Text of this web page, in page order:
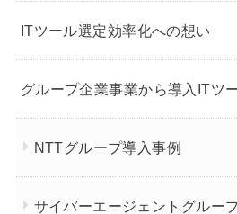
ITツール選定効率化への想い
グループ企業事業から導入ITツ
NTTグループ導入事例
サイバーエージェントグルー